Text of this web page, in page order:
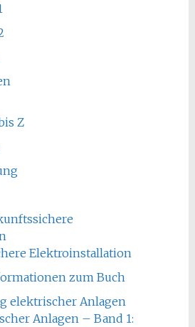
Z
Elektroinstallation
zum Buch
elektrischer Anlagen
Anlagen – Band 1: